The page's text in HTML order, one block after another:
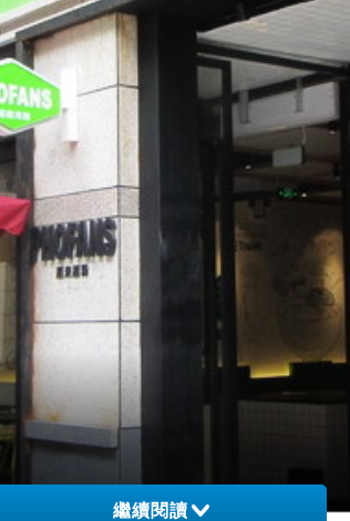
繼續閱讀